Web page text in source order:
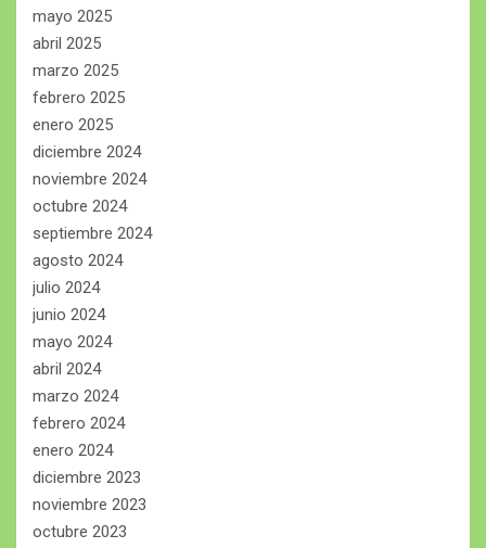
mayo 2025
abril 2025
marzo 2025
febrero 2025
enero 2025
diciembre 2024
noviembre 2024
octubre 2024
septiembre 2024
agosto 2024
julio 2024
junio 2024
mayo 2024
abril 2024
marzo 2024
febrero 2024
enero 2024
diciembre 2023
noviembre 2023
octubre 2023